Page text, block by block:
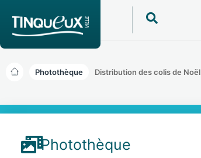
Photothèque Distribution des colis de
Photothèque